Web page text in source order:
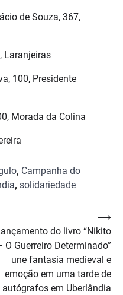
de Souza, 367,
Laranjeiras
100, Presidente
Morada da Colina
, Campanha do
, solidariedade
do livro “Nikito
O Guerreiro Determinado”
une fantasia medieval e
emoção em uma tarde de
autógrafos em Uberlândia
⟶